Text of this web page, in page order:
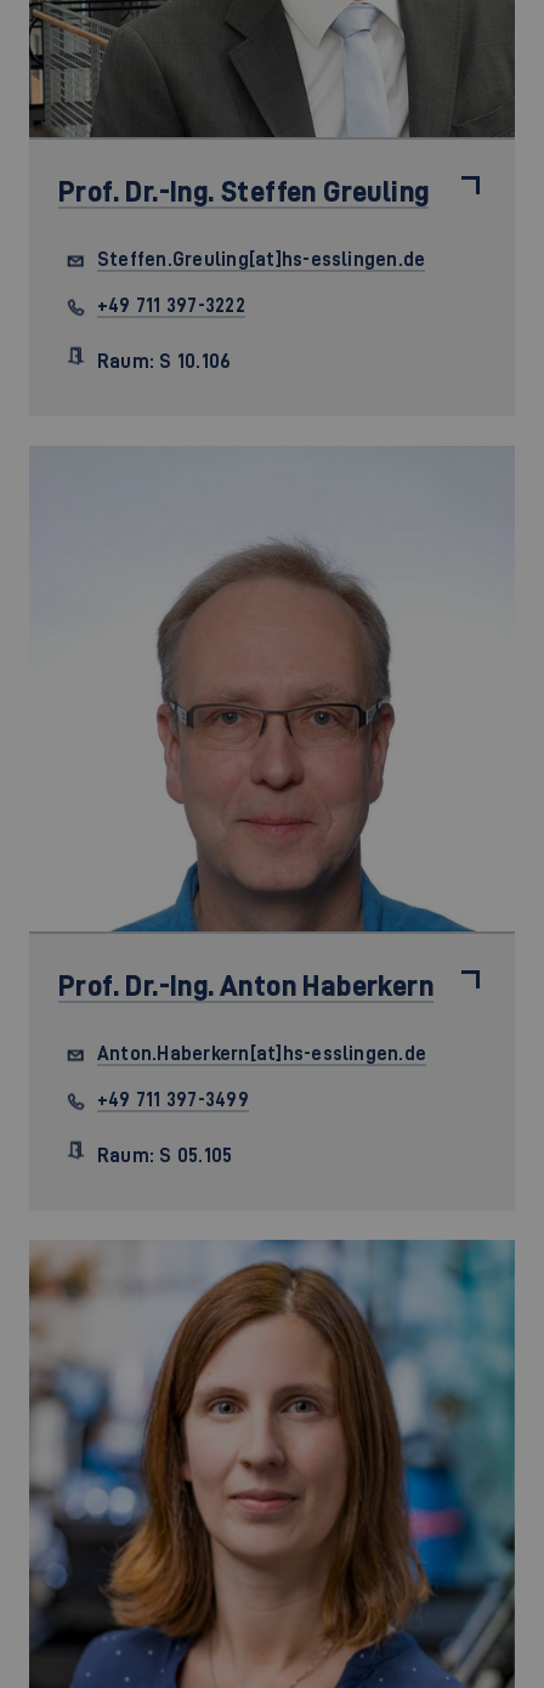
Prof. Dr.-Ing. Steffen Greuling
Steffen.Greuling[at]hs-esslingen.de
+49 711 397-3222
Raum: S 10.106
Prof. Dr.-Ing.Anton Haberkern
Anton.Haberkern[at]hs-esslingen.de
+49 711 397-3499
Raum: S 05.105